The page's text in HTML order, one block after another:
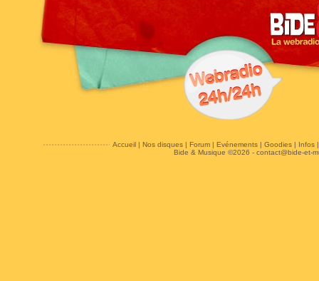
Accueil| Nos disques| Forum| Evénements| Goodies| Infos
Bide & Musique ©2026 - contact@bide-et-